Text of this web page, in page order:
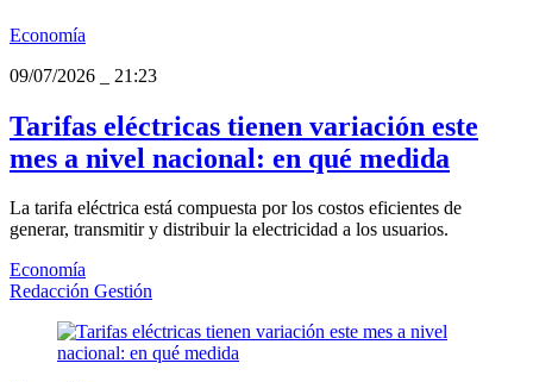
Economía
09/07/2026
21:23
Tarifas eléctricas tienen variación este
mes a nivel nacional: en qué medida
La tarifa eléctrica está compuesta por los costos eficientes de
generar, transmitir y distribuir la electricidad a los usuarios.
Economía
Redacción Gestión